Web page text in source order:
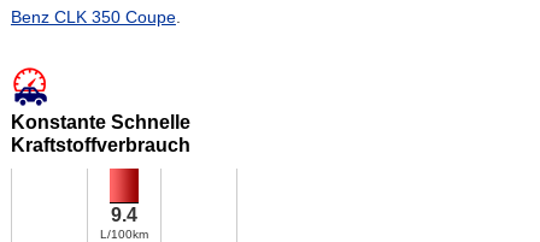
Benz CLK 350 Coupe.
Konstante Schnelle
Kraftstoffverbrauch
9.4
L/100km